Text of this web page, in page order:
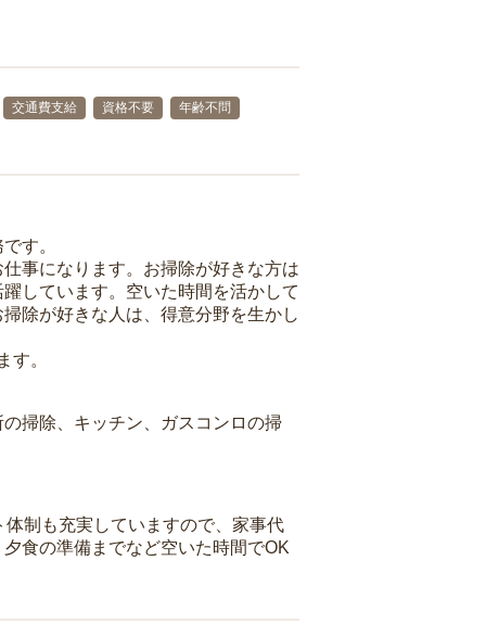
交通費支給 資格不要
年齢不問
す。
事になります。お掃除が好きな方は
しています。空いた時間を活かして
除が好きな人は、得意分野を生かし
す。
掃除、キッチン、ガスコンロの掃
制も充実していますので、家事代
食の準備までなど空いた時間でOK